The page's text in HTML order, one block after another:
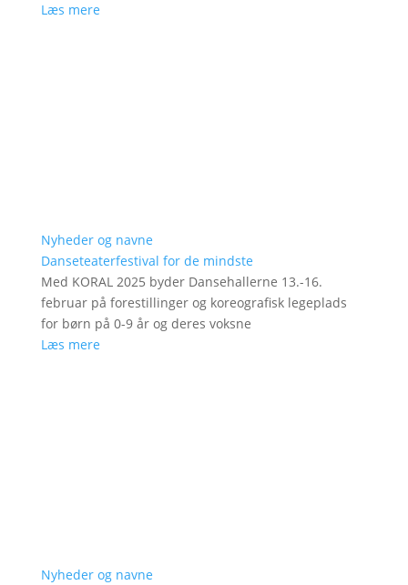
Læs mere
Nyheder og navne
Danseteaterfestival for de mindste
Med KORAL 2025 byder Dansehallerne 13.-16.
februar på forestillinger og koreografisk legeplads
for børn på 0-9 år og deres voksne
Læs mere
Nyheder og navne